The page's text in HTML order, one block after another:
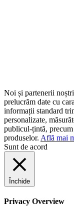
Noi și partenerii
prelucrăm date cu
informații standard
personalizate,
publicul-țintă,
produselor. Află mai
Sunt de acord
Închide
Privacy Overview